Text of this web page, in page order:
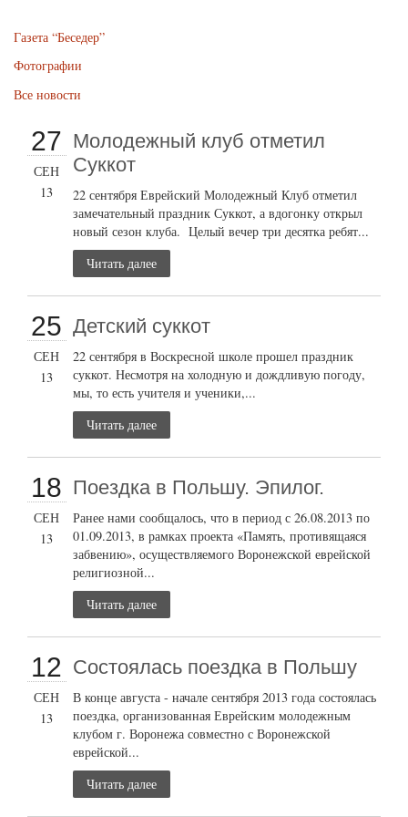
Газета “Беседер”
Фотографии
Все новости
27
СЕН
13
Молодежный клуб отметил
Суккот
22 сентября Еврейский Молодежный Клуб отметил
замечательный праздник Суккот, а вдогонку открыл
новый сезон клуба. Целый вечер три десятка ребят...
Читать далее
25
СЕН
13
Детский суккот
22 сентября в Воскресной школе прошел праздник
суккот. Несмотря на холодную и дождливую погоду,
мы, то есть учителя и ученики,...
Читать далее
18
СЕН
13
Поездка в Польшу. Эпилог.
Ранее нами сообщалось, что в период с 26.08.2013 по
01.09.2013, в рамках проекта «Память, противящаяся
забвению», осуществляемого Воронежской еврейской
религиозной...
Читать далее
12
СЕН
13
Состоялась поездка в Польшу
В конце августа - начале сентября 2013 года состоялась
поездка, организованная Еврейским молодежным
клубом г. Воронежа совместно с Воронежской
еврейской...
Читать далее